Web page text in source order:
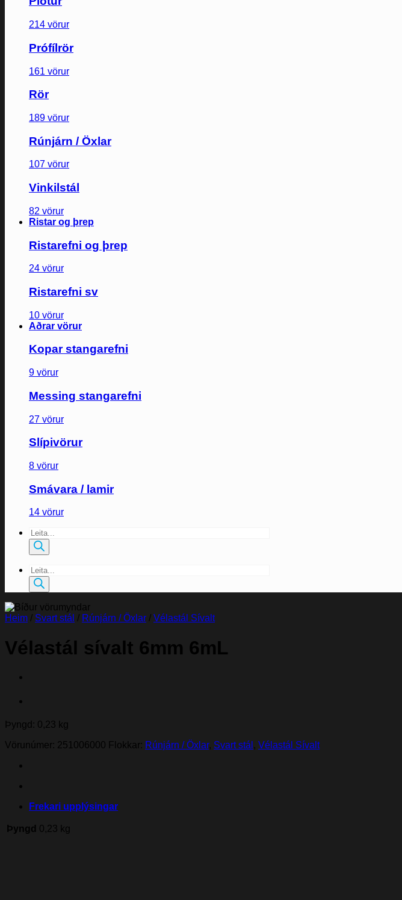
214 vörur
Prófílrör
161 vörur
Rör
189 vörur
Rúnjárn / Öxlar
107 vörur
Vinkilstál
82 vörur
Ristar og þrep
Ristarefni og þrep
24 vörur
Ristarefni sv
10 vörur
Aðrar vörur
Kopar stangarefni
9 vörur
Messing stangarefni
27 vörur
Slípivörur
8 vörur
Smávara / lamir
14 vörur
Products
search
Products
search
Heim / Svart stál / Rúnjárn / Öxlar / Vélastál Sívalt
Vélastál sívalt 6mm 6mL
Þyngd: 0,23 kg
Vörunúmer: 251006000 Flokkar: Rúnjárn / Öxlar, Svart stál , Vélastál Sívalt
Frekari upplýsingar
Þyngd 0,23 kg